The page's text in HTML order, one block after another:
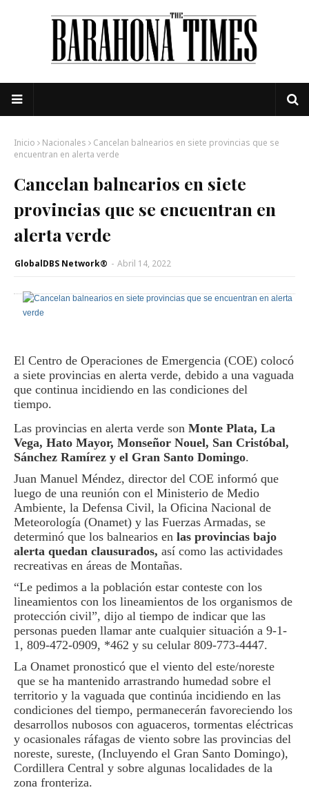
Inicio Nacionales
Cancelan balnearios en siete provincias que se
encuentran en alerta verde
Cancelan balnearios en siete
provincias que se encuentran en
alerta verde
GlobalDBS Network® - Abril 14, 2022
El Centro de Operaciones de Emergencia (COE) colocó
a siete provincias en alerta verde, debido a una vaguada
que continua incidiendo en las condiciones del
tiempo.
Las provincias en alerta verde son Monte Plata, La
Vega, Hato Mayor, Monseñor Nouel, San Cristóbal,
Sánchez Ramírez y el Gran Santo Domingo.
Juan Manuel Méndez, director del COE informó que
luego de una reunión con el Ministerio de Medio
Ambiente, la Defensa Civil, la Oficina Nacional de
Meteorología (Onamet) y las Fuerzas Armadas, se
determinó que los balnearios en las provincias bajo
alerta quedan clausurados, así como las actividades
recreativas en áreas de Montañas.
“Le pedimos a la población estar conteste con los
lineamientos con los lineamientos de los organismos de
protección civil”, dijo al tiempo de indicar que las
personas pueden llamar ante cualquier situación a 9-1-
1, 809-472-0909, *462 y su celular 809-773-4447.
La Onamet pronosticó que el viento del este/noreste
que se ha mantenido arrastrando humedad sobre el
territorio y la vaguada que continúa incidiendo en las
condiciones del tiempo, permanecerán favoreciendo los
desarrollos nubosos con aguaceros, tormentas eléctricas
y ocasionales ráfagas de viento sobre las provincias del
noreste, sureste, (Incluyendo el Gran Santo Domingo),
Cordillera Central y sobre algunas localidades de la
zona fronteriza.